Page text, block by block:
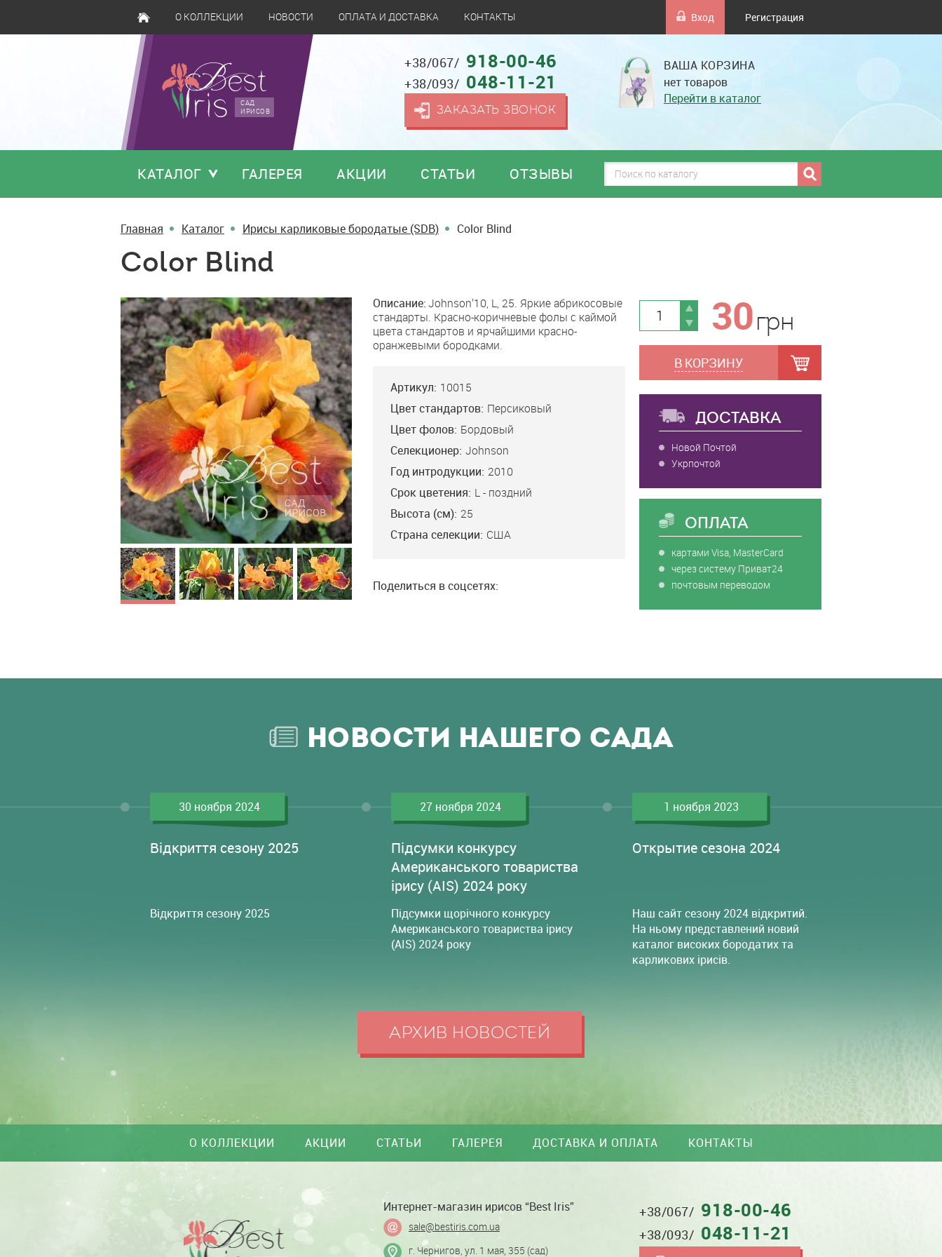
О КОЛЛЕКЦИИ НОВОСТИ ОПЛАТА И ДОСТАВКА КОНТАКТЫ Вход Регистрация
САД
ИРИСОВ
+38/067/ 918-00-46
+38/093/ 048-11-21
ЗАКАЗАТЬ ЗВОНОК
ВАША КОРЗИНА
нет товаров
Перейти в каталог
КАТАЛОГ ГАЛЕРЕЯ АКЦИИ СТАТЬИ ОТЗЫВЫ
Главная Каталог Ирисы карликовые бородатые (SDB) Color Blind
Color Blind
Color
Blind
Описание:Johnson’10, L, 25. Яркие абрикосовые
стандарты. Красно-коричневые фолы с каймой
цвета стандартов и ярчайшими красно-
оранжевыми бородками.
Артикул: 10015
Цвет стандартов: Персиковый
Цвет фолов: Бордовый
Селекционер: Johnson
Год интродукции: 2010
Срок цветения: L - поздний
Высота (см): 25
Страна селекции: США
Поделиться в соцсетях:
грн
30грн
В КОРЗИНУ
ДОСТАВКА
Новой Почтой
Укрпочтой
ОПЛАТА
картами Visa, MasterCard
через систему Приват24
почтовым переводом
НОВОСТИ НАШЕГО САДА
30 ноября 2024
Відкриття сезону 2025
Відкриття сезону 2025
27 ноября 2024
Підсумки конкурсу
Американського товариства
ірису (AIS) 2024 року
Підсумки щорічного конкурсу
Американського товариства ірису
(AIS) 2024 року
1 ноября 2023
Открытие сезона 2024
Наш сайт сезону 2024 відкритий.
На ньому представлений новий
каталог високих бородатих та
карликових ірисів.
АРХИВ НОВОСТЕЙ
О КОЛЛЕКЦИИ АКЦИИ СТАТЬИ ГАЛЕРЕЯ ДОСТАВКА И ОПЛАТА КОНТАКТЫ
Интернет-магазин ирисов “Best Iris”
sale@bestiris.com.ua
г. Чернигов, ул. 1 мая, 355 (сад)
(067)
918-
0046
+38/067/ 918-00-46
+38/093/ 048-11-21